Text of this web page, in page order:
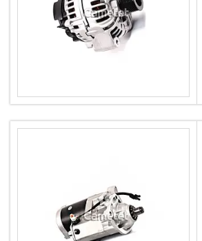
New Holland
VADERSTAD
Gaspardo
Kverneland